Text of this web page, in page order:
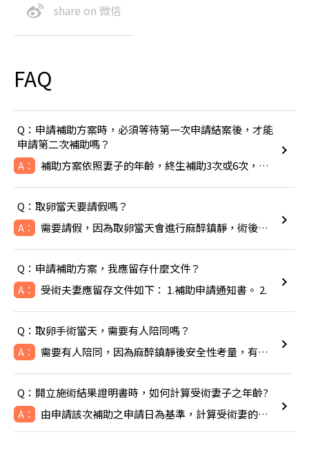
share on 微信
FAQ
Q：申請補助方案時，必須等待第一次申請結案後，才能
申請第二次補助嗎？
A： 補助方案依照妻子的年齡，終生補助3次或6次，除非成功生下寶寶
Q：取卵當天要請假嗎？
A： 需要請假，因為取卵當天會進行麻醉鎮靜，術後可能會感到頭暈噁心
Q：申請補助方案，我應留存什麼文件？
A： 受術夫妻應留存文件如下： 1.補助申請通知書。 2.
Q：取卵手術當天，需要有人陪同嗎？
A： 需要有人陪同，因為麻醉鎮靜後安全性考量，有人陪同比較安全。
Q：開立施術結果證明書時，如何計算受術妻子之年齡?
A： 由申請該次補助之申請日為基準，計算受術妻的年齡，即TFC於線